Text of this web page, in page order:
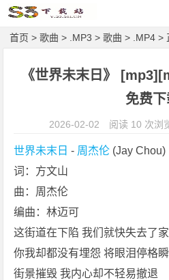
首页 >歌曲 > .MP3 >歌曲 > .MP4 >
《世界未末日》
免费下
2026-02-02 阅读 10 次浏
世界未末日 - 周杰伦 (Jay Chou)
词：方文山
曲：周杰伦
编曲：林迈可
这街道在下陷 我们就快失去了
你我却都没有埋怨 将眼泪停格
街景摧毁 我内心却不轻易撤退